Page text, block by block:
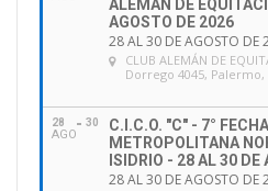
ALEMÁN DE
AGOSTO DE 2026
28 AL 30 DE AGOSTO DE
CLUB ALEMÁN DE
Dorrego 4045,
28
AGO
30
C.I.C.O. "C" - 7°
METROPOLITANA
ISIDRIO - 28 AL 30 DE
28 AL 30 DE AGOSTO DE